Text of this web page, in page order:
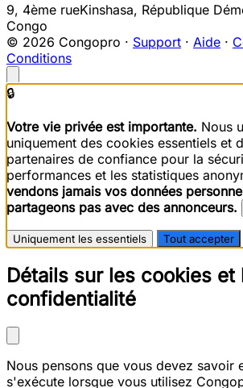
9, 4ème rueKinshasa, République
Congo
© 2026 Congopro · Support · Aide ·
Conditions
🔒
Votre vie privée est importante. Nous
uniquement des cookies essentiels et
partenaires de confiance pour la
performances et les statistiques
vendons jamais vos données
partageons pas avec des annonceurs.
Uniquement les essentiels Tout accepter
Détails sur les cookies et
confidentialité
Nous pensons que vous devez savoir
s'exécute lorsque vous utilisez